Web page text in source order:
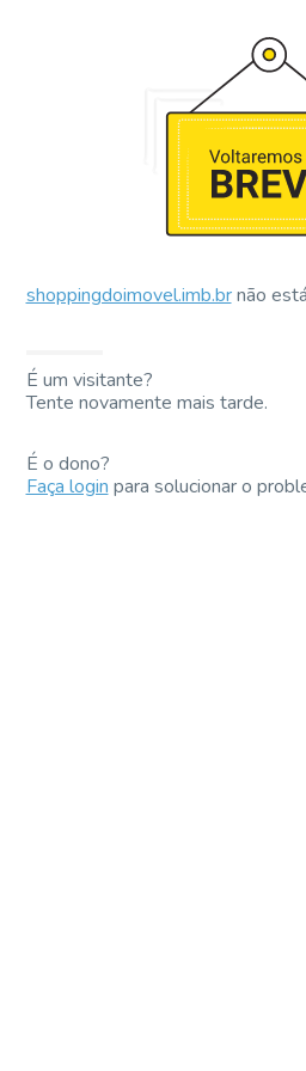
shoppingdoimovel.imb.brnão
É um visitante?
Tente novamente mais tarde.
É o dono?
Faça loginpara solucionar o